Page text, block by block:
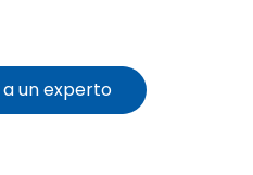
un experto